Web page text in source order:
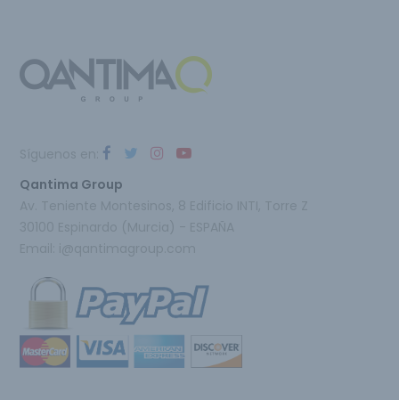
Qantima Group